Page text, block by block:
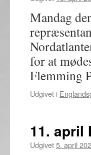
Mandag
for at
Flemming
Udgivet i
11. april
Udgivet5. april